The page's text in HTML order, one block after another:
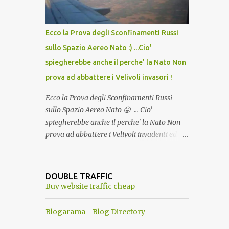
del Capo, era "spettacolare Ghiacciato, ma
andava bene anche, a Temperatura
Ambiente"! Riproponiamo l'articolo per NON
Ecco la Prova degli Sconfinamenti Russi
sullo Spazio Aereo Nato :) ...Cio'
spiegherebbe anche il perche' la Nato Non
prova ad abbattere i Velivoli invasori !
Ecco la Prova degli Sconfinamenti Russi
sullo Spazio Aereo Nato 😛 ... Cio'
spiegherebbe anche il perche' la Nato Non
prova ad abbattere i Velivoli invadenti ed
alcuna notizia di un'invasione dello spazio
aereo NATO da parte di un robot chiamato
ancora una fantasia Nato o forse una "False
DOUBLE TRAFFIC
Buy website traffic cheap
Blogarama - Blog Directory